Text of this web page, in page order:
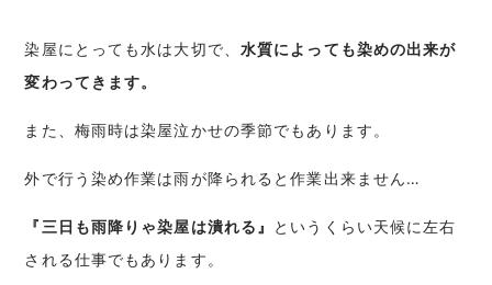
染屋にとっても水は大切で、 水質によっても染めの出来が
変わってきます。
また、梅雨時は染屋泣かせの季節でもあります。
外で行う染め作業は雨が降られると作業出来ません…
『三日も雨降りゃ染屋は潰れる』
というくらい天候に左右
される仕事でもあります。